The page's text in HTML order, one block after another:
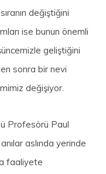
değiştiğini
ise bunun önemli
geliştiğini
sonra bir nevi
değişiyor.
Profesörü Paul
aslında yerinde
faaliyete